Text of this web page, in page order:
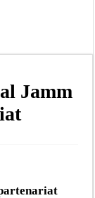
de rétention
fondements du thème
installé, il décline
Jamm